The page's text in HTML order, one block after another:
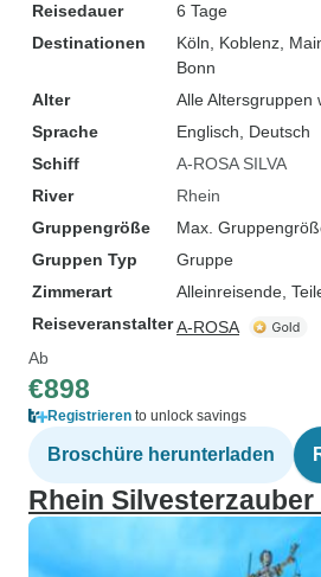
Reisedauer
6 Tage
Destinationen
Köln , Koblenz ,
Bonn
Alter
Alle Altersgruppen
Sprache
Englisch, Deutsch
Schiff
A-ROSA SILVA
River
Rhein
Gruppengröße
Max.
Gruppen Typ
Gruppe
Zimmerart
Alleinreisende,
ReiseveranstalterA-ROSA
Ab
€898
Registrieren to unlock savings
Broschüre herunterladen
Rhein Silvesterzauber